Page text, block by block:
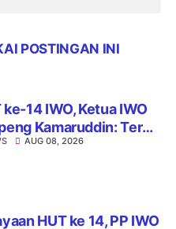
POSTINGAN INI
ke-14 IWO, Ketua IWO
Kamaruddin: Terus
Integritas dan Nama
AUG 08, 2026
HUT ke 14, PP IWO